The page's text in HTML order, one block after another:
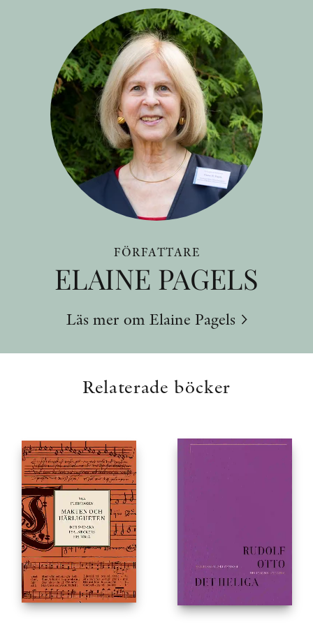
FÖRFATTARE
ELAINE PAGELS
Läs mer om Elaine Pagels
Relaterade böcker